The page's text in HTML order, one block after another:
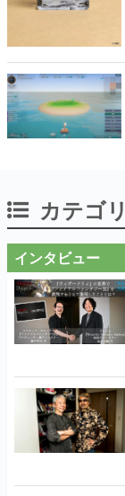
カテゴ
インタビュー